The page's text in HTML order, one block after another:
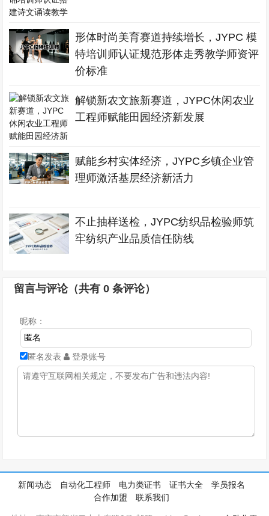
形体时尚美育赛道持续增长，JYPC 模
特培训师认证规范形体走秀教学师资评
价标准
解锁新农文旅新赛道，JYPC休闲农业
工程师赋能田园经济新发展
赋能乡村实体经济，JYPC乡镇企业管
理师激活基层经济新活力
不止抽样送检，JYPC纺织品检验师筑
牢纺织产业品质信任防线
留言与评论（共有0 条评论）
昵称：
匿名发表 登录账号
新闻动态 自动化工程师 电力类证书 证书大全
学员报名
合作加盟
联系我们